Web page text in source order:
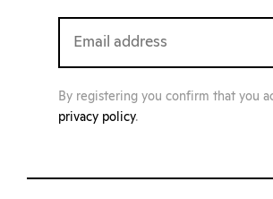
By registering you confirm that you
privacy policy.